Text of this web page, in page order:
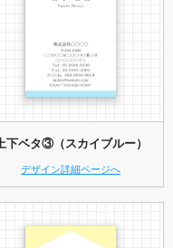
上下ベタ③（スカイブルー）
デザイン詳細ページへ